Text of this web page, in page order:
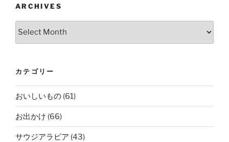
ARCHIVES
Archives
カテゴリー
おいしいもの (61)
お出かけ (66)
サウジアラビア (43)